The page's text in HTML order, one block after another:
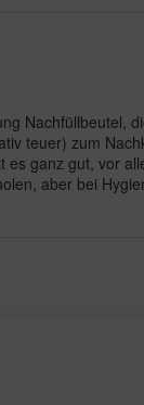
Nachfüllbeutel,
teuer) zum
es ganz gut, vor
aber bei